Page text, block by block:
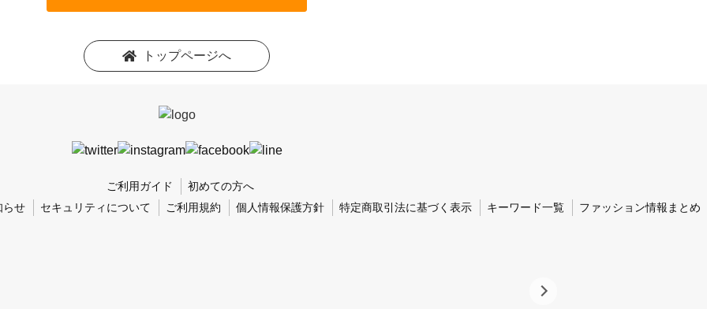
トップページへ
ご利用ガイド
初めての方へ
らせ
セキュリティについて ご利用規約 個人情報保護方針 特定商取引法に基づく表示 キーワード一覧 ファッション情報まとめ